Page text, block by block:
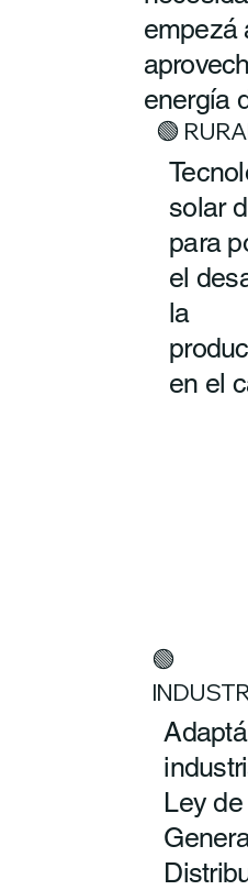
empezá
energía
🟢
solar
para
el
la
en el
🟢
Ley de